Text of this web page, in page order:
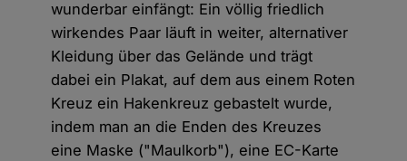
wunderbar einfängt: Ein völlig friedlich
wirkendes Paar läuft in weiter, alternativer
Kleidung über das Gelände und trägt
dabei ein Plakat, auf dem aus einem Roten
Kreuz ein Hakenkreuz gebastelt wurde,
indem man an die Enden des Kreuzes
eine Maske ("Maulkorb"), eine EC-Karte